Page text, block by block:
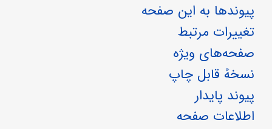
پیوندها به این صفحه
تغییرات مرتبط
صفحه‌های ویژه
نسخهٔ قابل چاپ
پیوند پایدار
اطلاعات صفحه